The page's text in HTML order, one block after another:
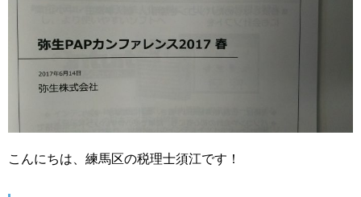
こんにちは、練馬区の税理士須江です！